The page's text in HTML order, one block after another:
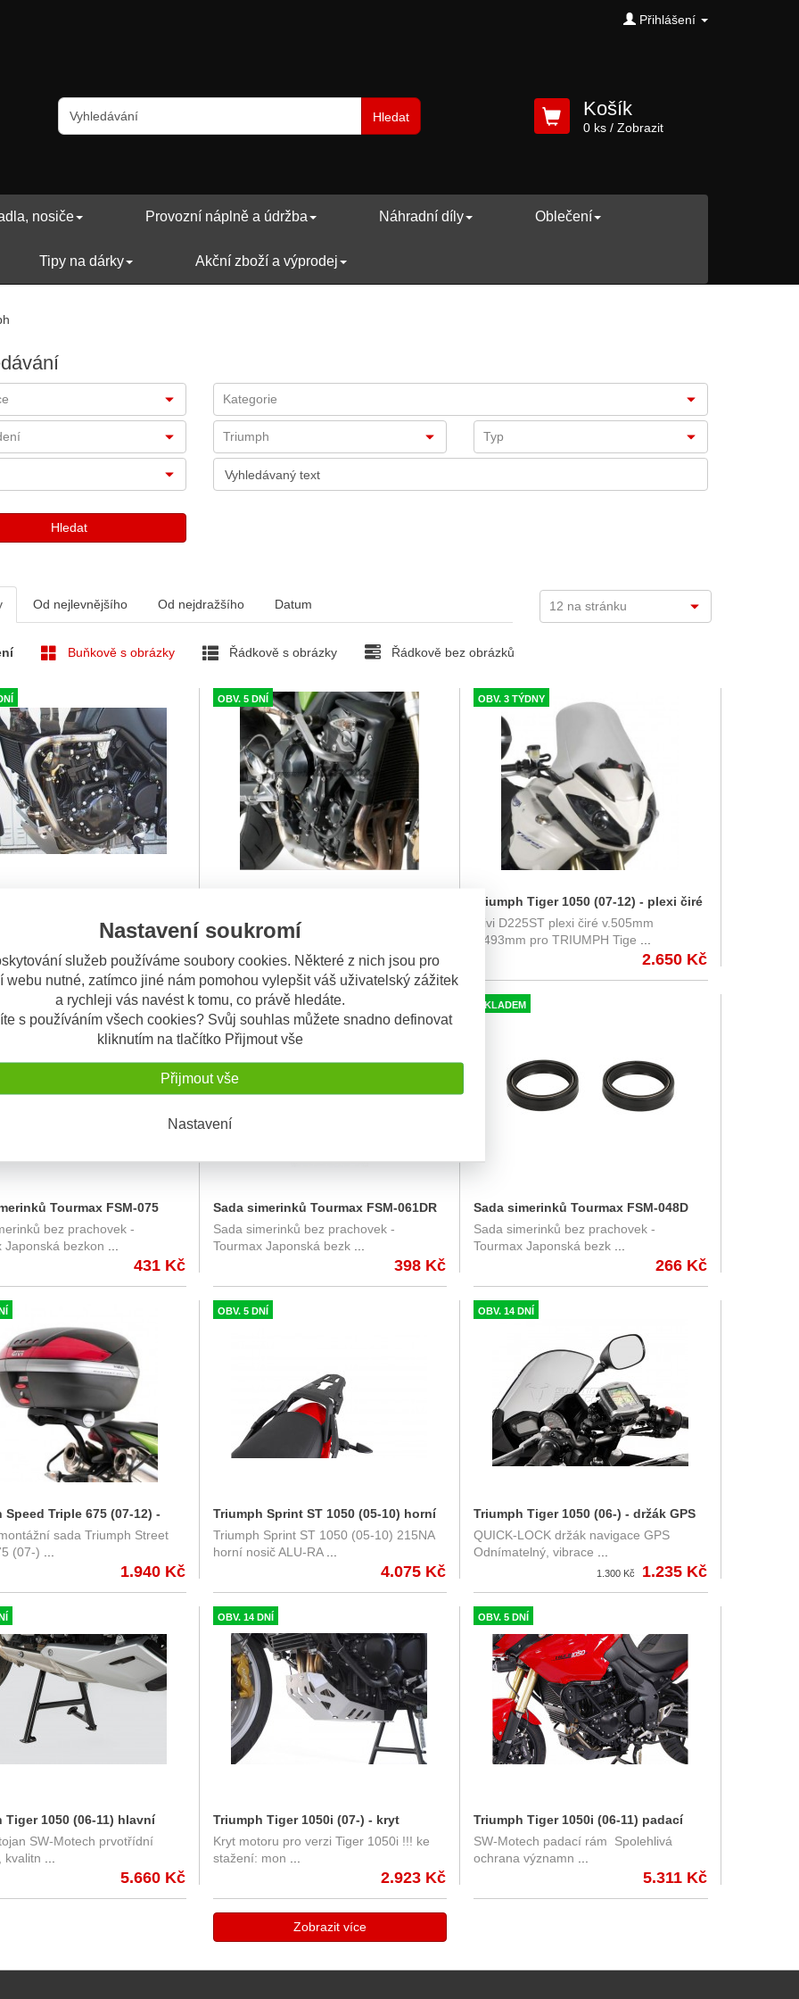
Nastavení soukromí
služeb používáme soubory cookies. Některé z nich jsou pro
webu nutné, zatímco jiné nám pomohou vylepšit váš uživatelský zážitek
a rychleji vás navést k tomu, co právě hledáte.
s používáním všech cookies? Svůj souhlas můžete snadno definovat
kliknutím na tlačítko Přijmout vše
Přijmout vše
Nastavení
Přihlášení
Hledat Košík
0 ks/ Zobrazit
nosiče Provozní náplně a údržba Náhradní díly Oblečení
Tipy na dárky Akční zboží a výprodej
Od nejlevnějšího Od nejdražšího Datum
Buňkově s obrázky Řádkově s obrázky Řádkově bez obrázků
rám Fehling pro Triumph
5.990 Kč
OBV. 5 DNÍ
padací rám Givi
GIVI TN226 robustní ocelové padací
rámy, které chrání V
3.200 Kč 3.040 Kč
OBV. 3 TÝDNY
Triumph Tiger 1050 (07-12) - plexi čiré
Givi D225ST
Givi D225ST plexi čiré v.505mm
š.493mm pro TRIUMPH Tige
2.650 Kč
Tourmax FSM-075
bez prachovek -
Japonská bezkon
431 Kč
SKLADEM
Sada simerinků Tourmax FSM-061DR
43x55x9,5/10,5
Sada simerinků bez prachovek -
Tourmax Japonská bezk...
398 Kč
SKLADEM
Sada simerinků Tourmax FSM-048D
43x54x11
Sada simerinků bez prachovek -
Tourmax Japonská bezk
266 Kč
Speed Triple 675 (07-12) -
Givi 727FZ
sada Triumph Street
(07-)
1.940 Kč
OBV. 5 DNÍ
Triumph Sprint ST 1050 (05-10) horní
nosič SW-Motech černý
Triumph Sprint ST 1050 (05-10) 215NA
horní nosič ALU-RA...
4.075 Kč
OBV. 14 DNÍ
Triumph Tiger 1050 (06-) - držák GPS
SW-Motech
QUICK-LOCK držák navigace GPS
Odnímatelný, vibrace
1.300 Kč 1.235 Kč
Tiger 1050 (06-11) hlavní
Motech HPS.11.611.10001/B
SW-Motech prvotřídní
kvalitn
5.660 Kč
OBV. 14 DNÍ
Triumph Tiger 1050i (07-) - kryt
motoru SW-Motech stříbrný
Kryt motoru pro verzi Tiger 1050i !!! ke
stažení: mon
2.923 Kč
OBV. 5 DNÍ
Triumph Tiger 1050i (06-11) padací
rám SW-Motech SBL.11.610.100
SW-Motech padací rám Spolehlivá
ochrana významn
5.311 Kč
Zobrazit více